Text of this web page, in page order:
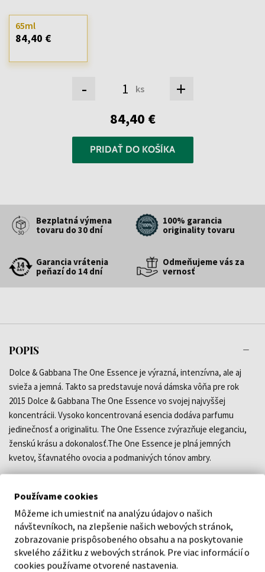
- ks +
65ml
84,40 €
84,40 €
PRIDAŤ DO KOŠÍKA
Bezplatná výmena
tovaru do 30 dní
100% garancia
originality tovaru
Garancia vrátenia
peňazí do 14 dní
Odmeňujeme vás za
vernosť
POPIS
Dolce & Gabbana The One Essence je výrazná, intenzívna, ale aj
svieža a jemná. Takto sa predstavuje nová dámska vôňa pre rok
2015 Dolce & Gabbana The One Essence vo svojej najvyššej
koncentrácii. Vysoko koncentrovaná esencia dodáva parfumu
jedinečnosť a originalitu. The One Essence zvýrazňuje eleganciu,
ženskú krásu a dokonalosť.The One Essence je plná jemných
kvetov, šťavnatého ovocia a podmanivých tónov ambry.
DETAILY
O ZNAČKE
Používame cookies
Môžeme ich umiestniť na analýzu údajov o našich
návštevníkoch, na zlepšenie našich webových stránok,
zobrazovanie prispôsobeného obsahu a na poskytovanie
skvelého zážitku z webových stránok. Pre viac informácií o
cookies používame otvorené nastavenia.